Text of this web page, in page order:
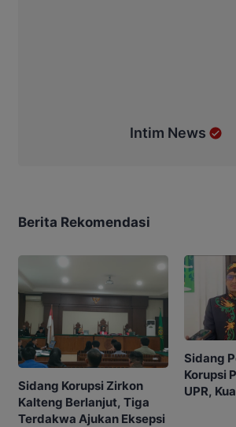
Intim News
Berita Rekomendasi
Sidang Korupsi Zirkon
Kalteng Berlanjut, Tiga
Terdakwa Ajukan Eksepsi
Sidang
Korupsi
UPR,